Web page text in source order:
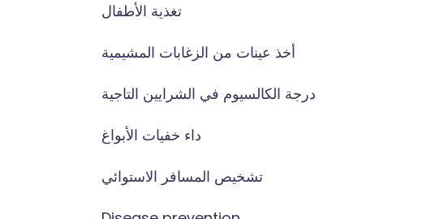
تغذية الأطفال
أخذ عينات من الزغابات المشيمية
درجة الكالسيوم في الشرايين التاجية
داء خفيات الأبواغ
تشخيص المسافر الاستوائي